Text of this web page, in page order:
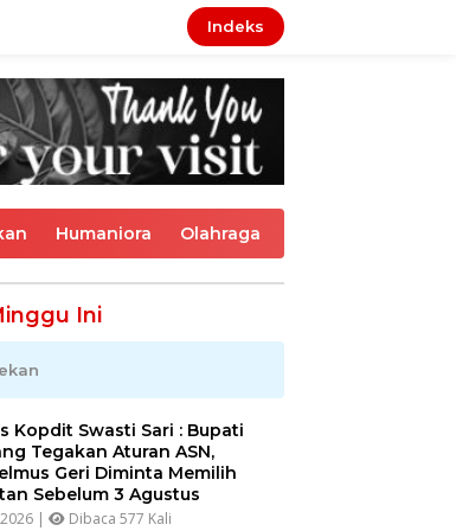
Indeks
Humaniora Olahraga
Ini
Kopdit Swasti Sari : Bupati
Tegakan Aturan ASN,
Geri Diminta Memilih
Sebelum 3 Agustus
| Dibaca 577 Kali